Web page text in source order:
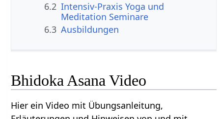
6.2 Intensiv-Praxis Yoga und
Meditation Seminare
6.3 Ausbildungen
Bhidoka Asana Video
Hier ein Video mit Übungsanleitung,